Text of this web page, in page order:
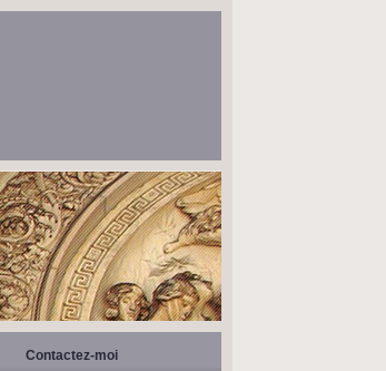
Contactez-moi